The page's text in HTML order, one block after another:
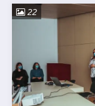
22